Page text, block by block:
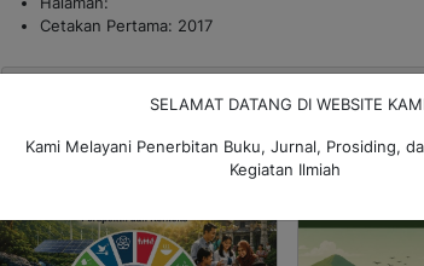
Cetakan Pertama: 2017
Produk TerkaitSELAMAT DATANG DI WEBSITE
Kami Melayani Penerbitan Buku, Jurnal, Prosiding,
Kegiatan Ilmiah